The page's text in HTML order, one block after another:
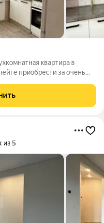
Квартира находится по
из 5